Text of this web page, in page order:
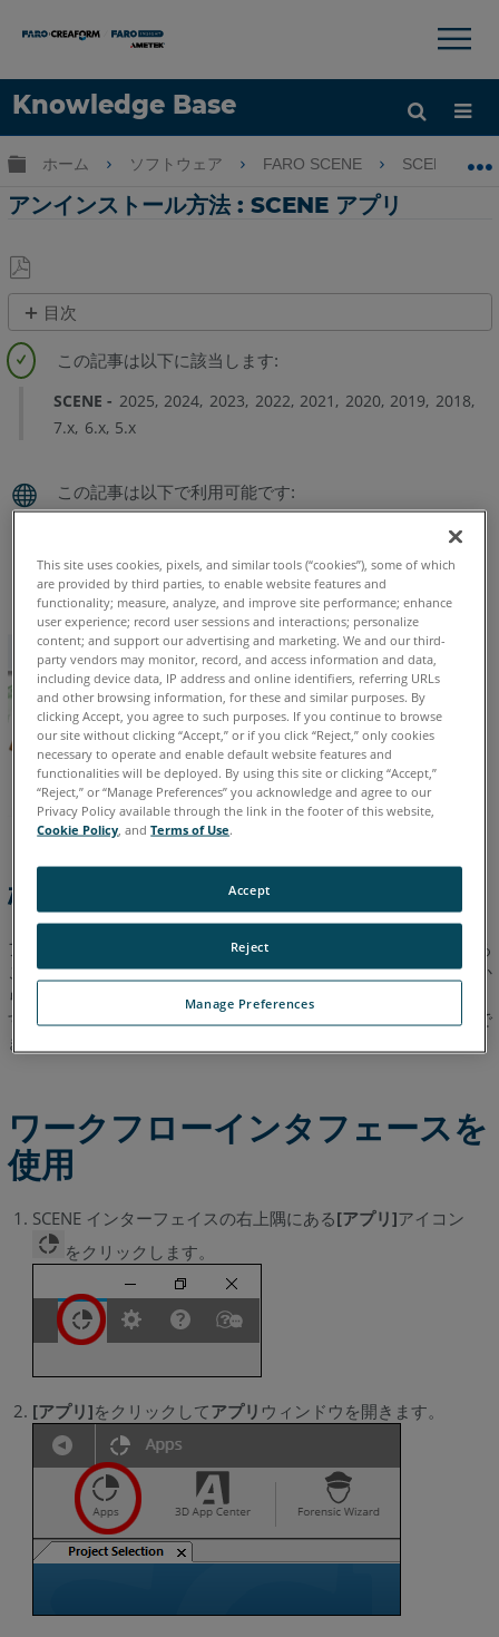
Knowledge Base
言語
×
グローバル階層を展開/折りたたむ
ホーム ソフトウェア FARO SCENE SCENE
アンインストール方法 : SCENE アプリ
PDF
と
し
て
目次
ワ
ー
ン
タ
フ
ェ
ー
ス
を
使
用
従
来
タ
フ
イ
ス
用
関
連
項
目
SCENE 2025 2024 2023 2022 2021 2020 2019 2018
7.x 6.x 5.x
フランス語
ポルトガル語 中国語 日本語 英語
概要
アプリは
ウィンドウでアンインストールまたは無効にする
ことができます。アプリをアンインストールすると、パソコンか
ら削除されます。無効になっているアプリは SCENE では無効で
すが、アプリを再インストールすることなくいつでも再有効化で
きます。
ワークフローインタフェースを
使用
SCENE インターフェイスの右上隅にある[アプリ]アイコン
をクリックします。
[アプリ]をクリックしてアプリ ウィンドウを開きます。
This site uses cookies, pixels, and similar tools (“cookies”), some of which
are provided by third parties, to enable website features and
functionality; measure, analyze, and improve site performance; enhance
user experience; record user sessions and interactions; personalize
content; and support our advertising and marketing. We and our third-
party vendors may monitor, record, and access information and data,
including device data, IP address and online identifiers, referring URLs
and other browsing information, for these and similar purposes. By
clicking Accept, you agree to such purposes. If you continue to browse
our site without clicking “Accept,” or if you click “Reject,” only cookies
necessary to operate and enable default website features and
functionalities will be deployed. By using this site or clicking “Accept,”
“Reject,” or “Manage Preferences” you acknowledge and agree to our
Privacy Policy available through the link in the footer of this website,
Cookie Policy , andTerms of Use.
Manage Preferences
Reject
Accept